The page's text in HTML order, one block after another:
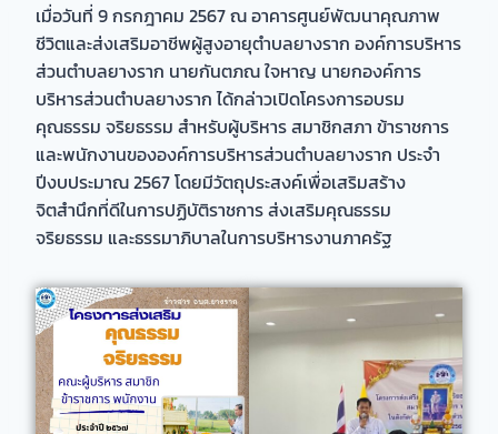
เมื่อวันที่ 9 กรกฎาคม 2567 ณ อาคารศูนย์พัฒนาคุณภาพ
ชีวิตและส่งเสริมอาชีพผู้สูงอายุตำบลยางราก องค์การบริหาร
ส่วนตำบลยางราก นายกันตภณ ใจหาญ นายกองค์การ
บริหารส่วนตำบลยางราก ได้กล่าวเปิดโครงการอบรม
คุณธรรม จริยธรรม สำหรับผู้บริหาร สมาชิกสภา ข้าราชการ
และพนักงานขององค์การบริหารส่วนตำบลยางราก ประจำ
ปีงบประมาณ 2567 โดยมีวัตถุประสงค์เพื่อเสริมสร้าง
จิตสำนึกที่ดีในการปฏิบัติราชการ ส่งเสริมคุณธรรม
จริยธรรม และธรรมาภิบาลในการบริหารงานภาครัฐ